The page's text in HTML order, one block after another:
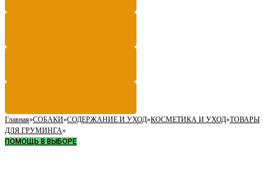
Главная»СОБАКИ»СОДЕРЖАНИЕ И УХОД»КОСМЕТИКА И УХОД»ТОВАРЫ
ДЛЯ ГРУМИНГА»
ПОМОЩЬ В ВЫБОРЕ